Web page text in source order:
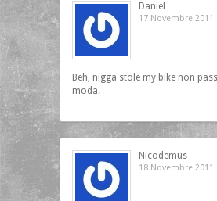
Daniel
17 Novembre 2011
Beh, nigga stole my bike non
moda.
Nicodemus
18 Novembre 2011